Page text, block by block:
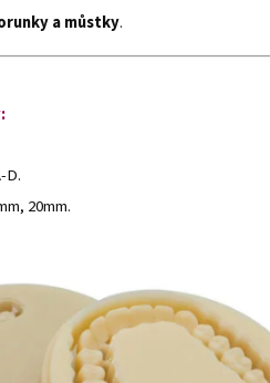
a můstky.
D.
20mm.